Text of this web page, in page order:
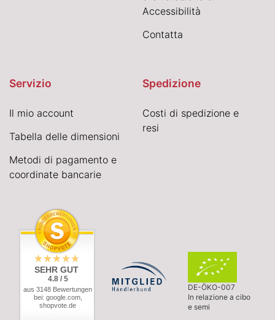
Accessibilità
Contatta
Servizio
Il mio account
Tabella delle dimensioni
Metodi di pagamento e
coordinate bancarie
Spedizione
Costi di spedizione e
resi
SEHR GUT
4.8 / 5
aus 3148 Bewertungen
bei: google.com,
shopvote.de
DE-ÖKO-007
In relazione a cibo
e semi